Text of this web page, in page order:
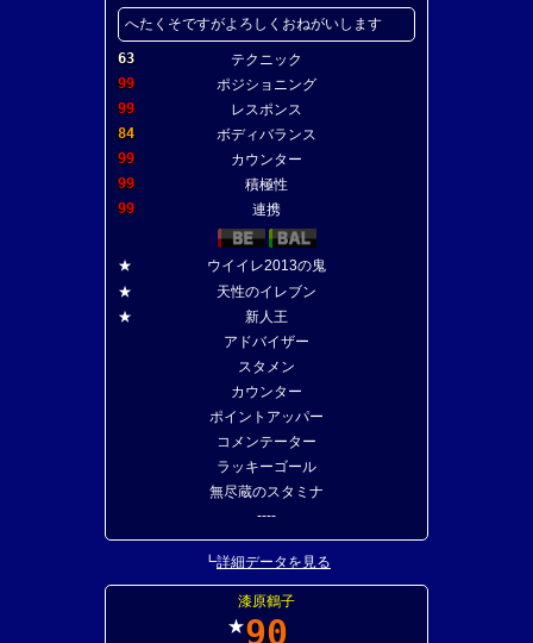
へたくそですがよろしくおねがいします
63
テクニック
99
ポジショニング
99
レスポンス
84
ボディバランス
99
カウンター
99
積極性
99
連携
★
ウイイレ2013の鬼
★
天性のイレブン
★
新人王
アドバイザー
スタメン
カウンター
ポイントアッパー
コメンテーター
ラッキーゴール
無尽蔵のスタミナ
----
┗詳細データを見る
漆原鶴子
★90